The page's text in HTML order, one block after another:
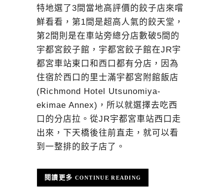
特地選了3間當地高評價的餃子店來嚐
鮮看看，第1間是超高人氣的餃天堂，
第2間則是在車站旁總分店數破5間的
宇都宮餃子館，宇都宮餃子館在JR宇
都宮車站東口和西口都有分店，因為
住宿於西口的里士滿宇都宮附館飯店
(Richmond Hotel Utsunomiya-
ekimae Annex)，所以就選擇去吃西
口的分店拉。從JR宇都宮車站西口走
出來，下天橋後往前直走，就可以看
到一整排的餃子店了。
CONTINUE READING